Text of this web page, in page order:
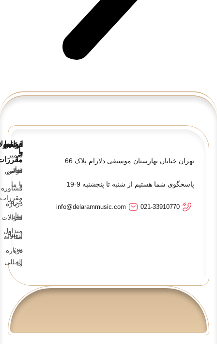
تهران خیابان بهارستان موسیقی دلارام پلاک 66
پاسخگوی شما هستیم از شنبه تا پنجشنبه 9-19
021-33910770
info@delarammusic.com
تعمیر
ساز
مشاوره
خرید
ساز
ارسال
بین
المللی
قوانین
و
قوانین
و
مقررات
سوالات
متداول
درباره
ما
ارتباط
با
ما
تماس
با ما
درباره
ما
مقالات